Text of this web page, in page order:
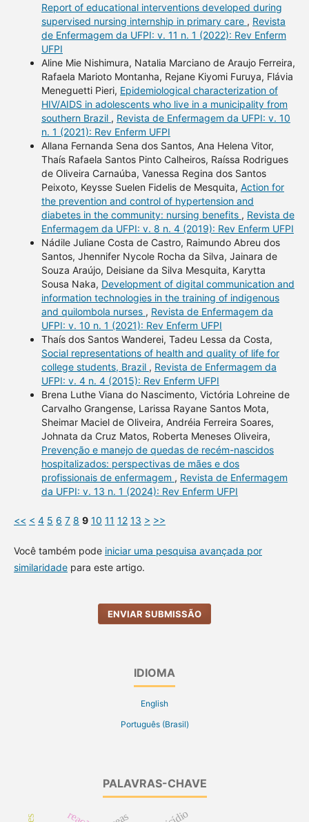
Report of educational interventions developed during
supervised nursing internship in primary care , Revista
de Enfermagem da UFPI: v. 11 n. 1 (2022): Rev Enferm
UFPI
Aline Mie Nishimura, Natalia Marciano de Araujo Ferreira,
Rafaela Marioto Montanha, Rejane Kiyomi Furuya, Flávia
Meneguetti Pieri, Epidemiological characterization of
HIV/AIDS in adolescents who live in a municipality from
southern Brazil , Revista de Enfermagem da UFPI: v. 10
n. 1 (2021): Rev Enferm UFPI
Allana Fernanda Sena dos Santos, Ana Helena Vitor,
Thaís Rafaela Santos Pinto Calheiros, Raíssa Rodrigues
de Oliveira Carnaúba, Vanessa Regina dos Santos
Peixoto, Keysse Suelen Fidelis de Mesquita, Action for
the prevention and control of hypertension and
diabetes in the community: nursing benefits , Revista de
Enfermagem da UFPI: v. 8 n. 4 (2019): Rev Enferm UFPI
Nádile Juliane Costa de Castro, Raimundo Abreu dos
Santos, Jhennifer Nycole Rocha da Silva, Jainara de
Souza Araújo, Deisiane da Silva Mesquita, Karytta
Sousa Naka, Development of digital communication and
information technologies in the training of indigenous
and quilombola nurses , Revista de Enfermagem da
UFPI: v. 10 n. 1 (2021): Rev Enferm UFPI
Thaís dos Santos Wanderei, Tadeu Lessa da Costa,
Social representations of health and quality of life for
college students, Brazil , Revista de Enfermagem da
UFPI: v. 4 n. 4 (2015): Rev Enferm UFPI
Brena Luthe Viana do Nascimento, Victória Lohreine de
Carvalho Grangense, Larissa Rayane Santos Mota,
Sheimar Maciel de Oliveira, Andréia Ferreira Soares,
Johnata da Cruz Matos, Roberta Meneses Oliveira,
Prevenção e manejo de quedas de recém-nascidos
hospitalizados: perspectivas de mães e dos
profissionais de enfermagem , Revista de Enfermagem
da UFPI: v. 13 n. 1 (2024): Rev Enferm UFPI
<< < 4 5 6 7 8 9 10 11 12 13 > >>
Você também pode iniciar uma pesquisa avançada por
similaridadepara este artigo.
ENVIAR SUBMISSÃO
IDIOMA
English
Português (Brasil)
PALAVRAS-CHAVE